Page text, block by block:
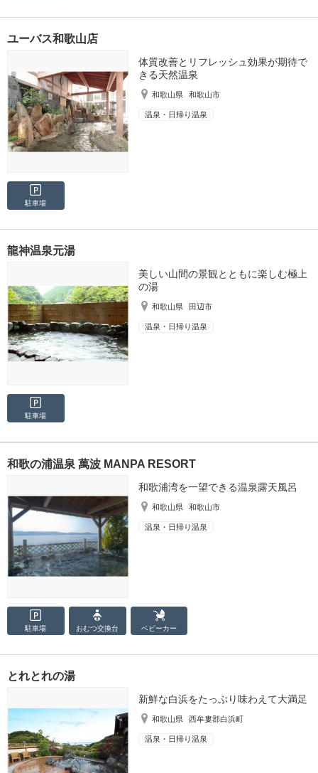
ユーバス和歌山店
体質改善とリフレッシュ効果が期待で
きる天然温泉
和歌山県 和歌山市
温泉・日帰り温泉
駐車場
龍神温泉元湯
美しい山間の景観とともに楽しむ極上
の湯
和歌山県 田辺市
温泉・日帰り温泉
駐車場
和歌の浦温泉 萬波 MANPA RESORT
和歌浦湾を一望できる温泉露天風呂
和歌山県 和歌山市
温泉・日帰り温泉
駐車場 おむつ交換台 ベビーカー
とれとれの湯
新鮮な白浜をたっぷり味わえて大満足
和歌山県 西牟婁郡白浜町
温泉・日帰り温泉